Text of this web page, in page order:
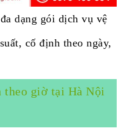
dạng gói dịch vụ vệ
cố định theo ngày,
theo giờ tại Hà Nội